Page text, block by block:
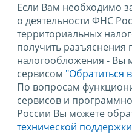
Если Вам необходимо
о деятельности ФНС
территориальных
получить разъяснения
налогообложения - Вы
сервисом "Обратиться
По вопросам
сервисов и
России Вы можете
технической